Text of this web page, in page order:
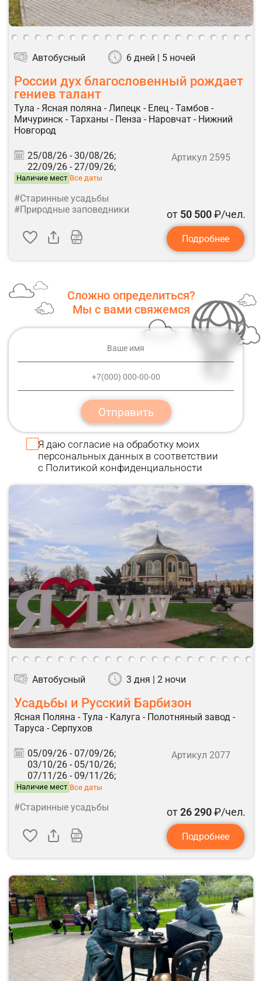
Автобусный 6 дней | 5 ночей
России дух благословенный рождает
гениев талант
Тула - Ясная поляна - Липецк - Елец - Тамбов -
Мичуринск - Тарханы - Пенза - Наровчат - Нижний
Новгород
25/08/26 - 30/08/26;
22/09/26 - 27/09/26;
Наличие мест Все даты
Артикул 2595
#Старинные усадьбы
#Природные заповедники
от 50 500₽/чел.
Подробнее
Сложно определиться?
Мы с вами свяжемся
Отправить
Я даю согласиена обработку моих
персональных данных в соответствии
с Политикой конфиденциальности
Автобусный 3 дня | 2 ночи
Усадьбы и Русский Барбизон
Ясная Поляна - Тула - Калуга - Полотняный завод -
Таруса - Серпухов
05/09/26 - 07/09/26;
03/10/26 - 05/10/26;
07/11/26 - 09/11/26;
Наличие мест Все даты
Артикул 2077
#Старинные усадьбы от26 290₽/чел.
Подробнее